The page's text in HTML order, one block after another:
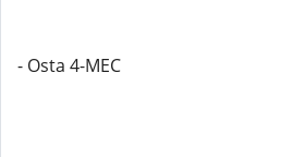
- Osta 4-MEC